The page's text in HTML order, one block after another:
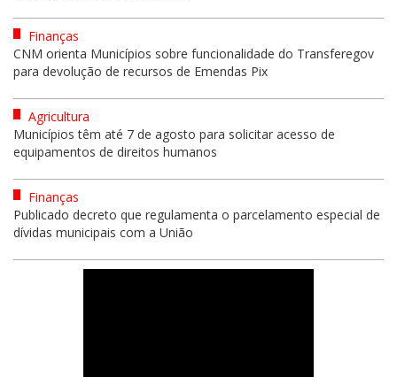
Finanças
CNM orienta Municípios sobre funcionalidade do Transferegov
para devolução de recursos de Emendas Pix
Agricultura
Municípios têm até 7 de agosto para solicitar acesso de
equipamentos de direitos humanos
Finanças
Publicado decreto que regulamenta o parcelamento especial de
dívidas municipais com a União